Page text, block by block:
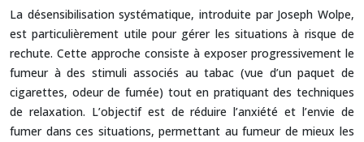
La désensibilisation systématique, introduite par Joseph Wolpe,
est particulièrement utile pour gérer les situations à risque de
rechute. Cette approche consiste à exposer progressivement le
fumeur à des stimuli associés au tabac (vue d’un paquet de
cigarettes, odeur de fumée) tout en pratiquant des techniques
de relaxation. L’objectif est de réduire l’anxiété et l’envie de
fumer dans ces situations, permettant au fumeur de mieux les